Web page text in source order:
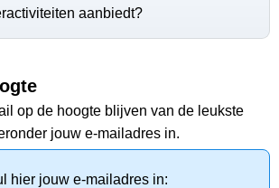
aanbiedt?
op de hoogte blijven van de leukste
jouw e-mailadres in.
hier jouw e-mailadres in: